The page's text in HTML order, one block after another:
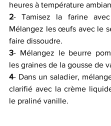
heures à température
2- Tamisez la farine
Mélangez les œufs avec le
faire dissoudre.
3- Mélangez le beurre
les graines de la gousse de
4- Dans un saladier,
clarifié avec la crème
le praliné vanille.